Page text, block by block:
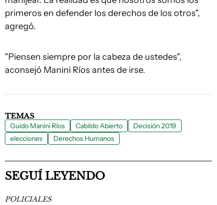
primeros en defender los derechos de los otros",
agregó.
"Piensen siempre por la cabeza de ustedes",
aconsejó Manini Ríos antes de irse.
TEMAS
Guido Manini Ríos Cabildo Abierto
Decisión 2019
elecciones
Derechos Humanos
SEGUÍ LEYENDO
POLICIALES